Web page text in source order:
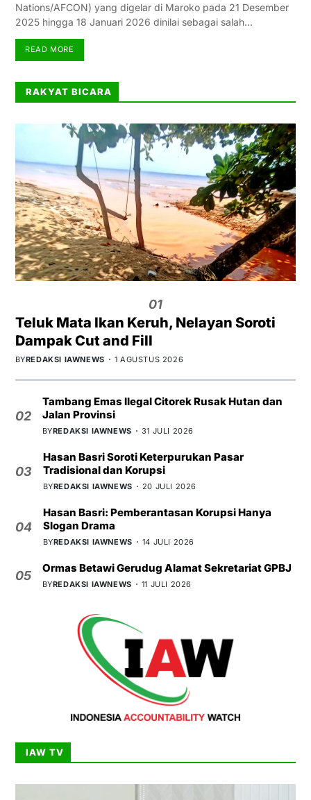
Nations/AFCON) yang digelar di Maroko pada 21 Desember
2025 hingga 18 Januari 2026 dinilai sebagai salah…
READ MORE
RAKYAT BICARA
01
Teluk Mata Ikan Keruh, Nelayan Soroti
Dampak Cut and Fill
BYREDAKSI IAWNEWS 1 AGUSTUS 2026
02
Tambang Emas Ilegal Citorek Rusak Hutan dan
Jalan Provinsi
BYREDAKSI IAWNEWS 31 JULI 2026
03
Hasan Basri Soroti Keterpurukan Pasar
Tradisional dan Korupsi
BYREDAKSI IAWNEWS 20 JULI 2026
04
Hasan Basri: Pemberantasan Korupsi Hanya
Slogan Drama
BYREDAKSI IAWNEWS 14 JULI 2026
05
Ormas Betawi Gerudug Alamat Sekretariat GPBJ
BYREDAKSI IAWNEWS 11 JULI 2026
IAW TV